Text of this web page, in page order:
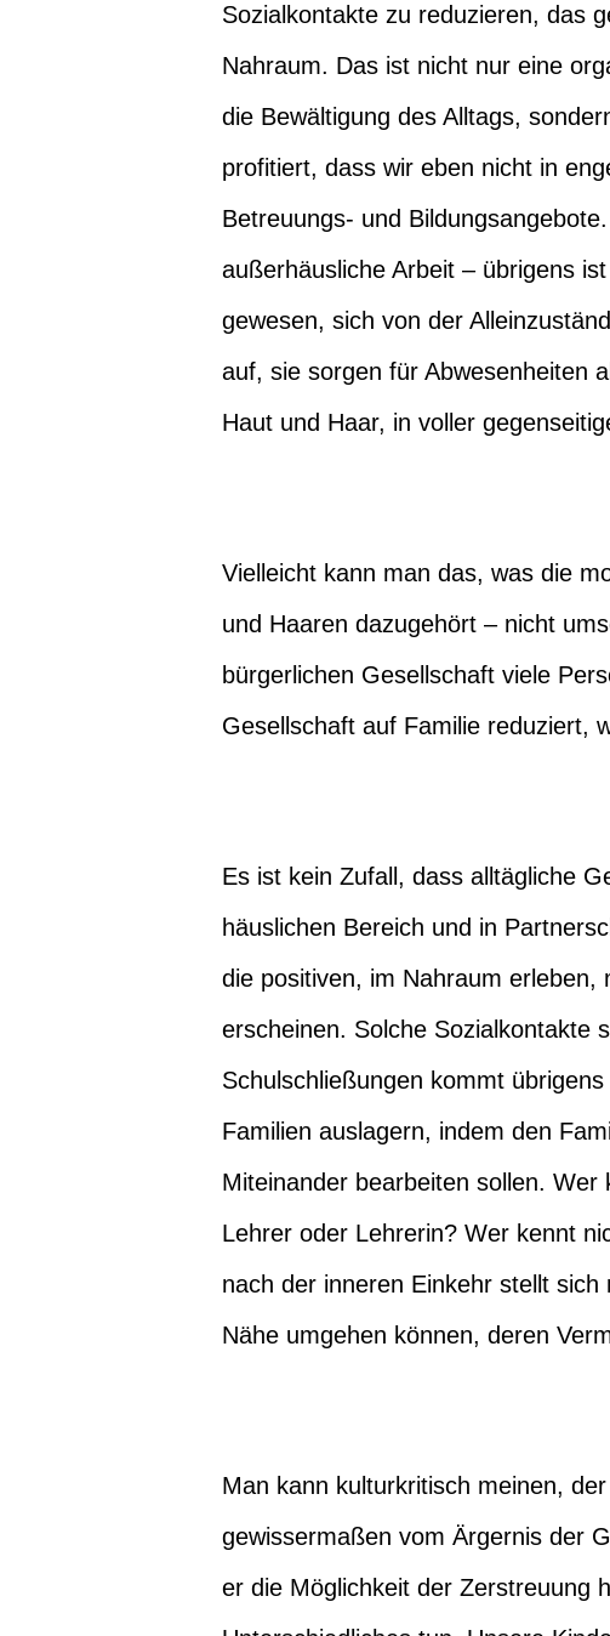
Sozialkontakte zu reduzieren, das
Nahraum. Das ist nicht nur eine
die Bewältigung des Alltags,
profitiert, dass wir eben nicht in
Betreuungs- und
außerhäusliche Arbeit – übrigens
gewesen, sich von der
auf, sie sorgen für Abwesenheiten
Haut und Haar, in voller
Vielleicht kann man das, was die
und Haaren dazugehört – nicht
bürgerlichen Gesellschaft viele
Gesellschaft auf Familie reduziert,
Es ist kein Zufall, dass alltägliche
häuslichen Bereich und in
die positiven, im Nahraum erleben,
erscheinen. Solche Sozialkontakte
Schulschließungen kommt
Familien auslagern, indem den
Miteinander bearbeiten sollen.
Lehrer oder Lehrerin? Wer kennt
nach der inneren Einkehr stellt
Nähe umgehen können, deren
Man kann kulturkritisch meinen,
gewissermaßen vom Ärgernis der
er die Möglichkeit der Zerstreuung